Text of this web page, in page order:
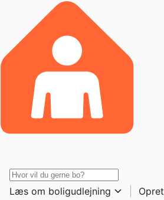
Læs om boligudlejning Opret